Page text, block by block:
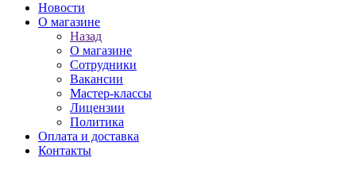
Новости
О магазине
Назад
О магазине
Сотрудники
Вакансии
Мастер-классы
Лицензии
Политика
Оплата и доставка
Контакты